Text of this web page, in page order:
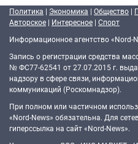
Политика | Экономика | Общество |
Авторское | Интересное | Спорт
Информационное агентство «Nord-
Запись о регистрации средства
№ ФС77-62541 от 27.07.2015 г.
надзору в сфере связи,
коммуникаций (Роскомнадзор).
При полном или частичном
«Nord-News» обязательна. Для
гиперссылка на сайт «Nord-News».